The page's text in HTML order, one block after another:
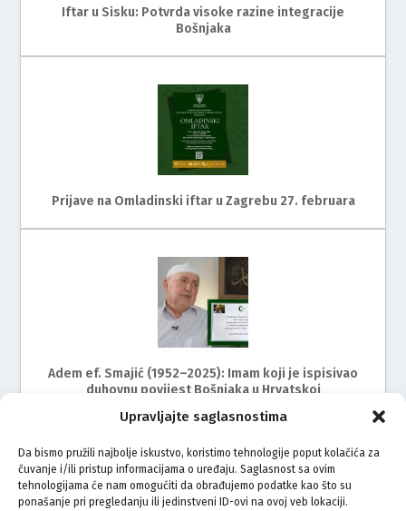
Upravljajte saglasnostima
Da bismo pružili najbolje iskustvo, koristimo tehnologije poput kolačića za
čuvanje i/ili pristup informacijama o uređaju. Saglasnost sa ovim
tehnologijama će nam omogućiti da obrađujemo podatke kao što su
ponašanje pri pregledanju ili jedinstveni ID-ovi na ovoj veb lokaciji.
Iftar u Sisku: Potvrda visoke razine integracije
Bošnjaka
Prijave na Omladinski iftar u Zagrebu 27. februara
Adem ef. Smajić (1952–2025): Imam koji je ispisivao
duhovnu povijest Bošnjaka u Hrvatskoj